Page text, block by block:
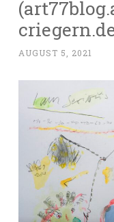
AUGUST 5, 2021